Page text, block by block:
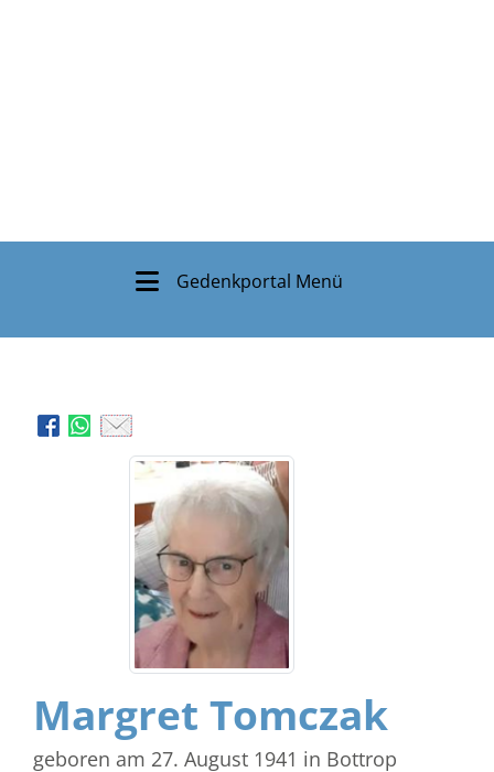
Gedenkportal Menü
Margret Tomczak
geboren am 27. August 1941 in Bottrop